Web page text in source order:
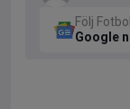
Följ
Google